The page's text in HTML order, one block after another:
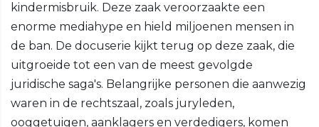
kindermisbruik. Deze zaak veroorzaakte een
enorme mediahype en hield miljoenen mensen in
de ban. De docuserie kijkt terug op deze zaak, die
uitgroeide tot een van de meest gevolgde
juridische saga's. Belangrijke personen die aanwezig
waren in de rechtszaal, zoals juryleden,
ooggetuigen, aanklagers en verdedigers, komen